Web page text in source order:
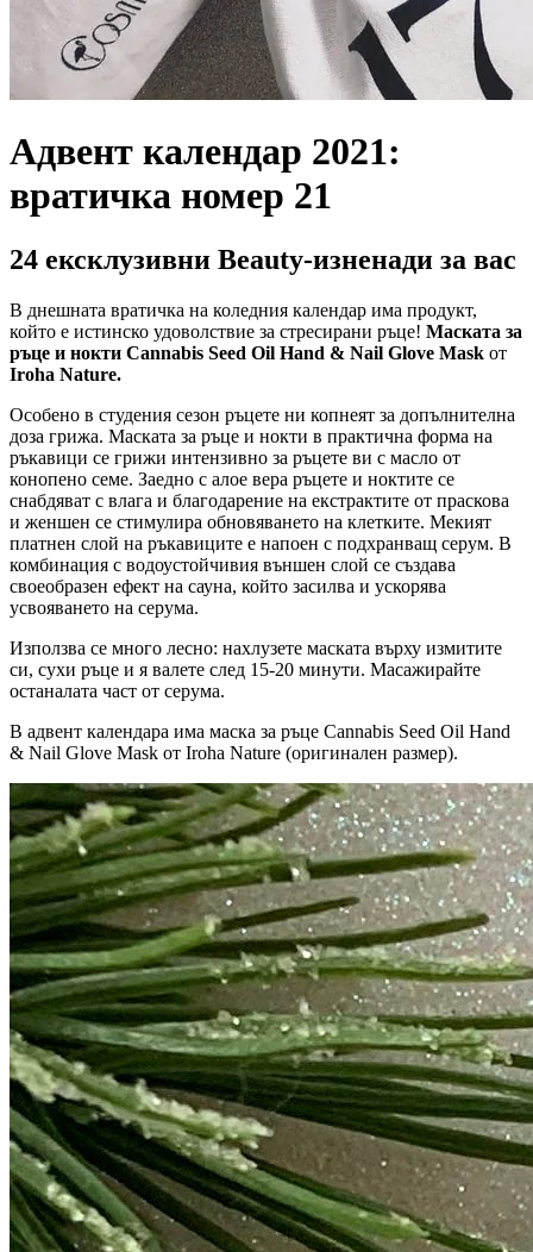
Адвент календар 2021:
вратичка номер 21
24 ексклузивни Beauty-изненади за вас
В днешната вратичка на коледния календар има продукт,
който е истинско удоволствие за стресирани ръце! Маската за
ръце и нокти Cannabis Seed Oil Hand & Nail Glove Mask от
Iroha Nature.
Особено в студения сезон ръцете ни копнеят за допълнителна
доза грижа. Маската за ръце и нокти в практична форма на
ръкавици се грижи интензивно за ръцете ви с масло от
конопено семе. Заедно с алое вера ръцете и ноктите се
снабдяват с влага и благодарение на екстрактите от праскова
и женшен се стимулира обновяването на клетките. Мекият
платнен слой на ръкавиците е напоен с подхранващ серум. В
комбинация с водоустойчивия външен слой се създава
своеобразен ефект на сауна, който засилва и ускорява
усвояването на серума.
Използва се много лесно: нахлузете маската върху измитите
си, сухи ръце и я валете след 15-20 минути. Масажирайте
останалата част от серума.
В адвент календара има маска за ръце Cannabis Seed Oil Hand
& Nail Glove Mask от Iroha Nature (оригинален размер).